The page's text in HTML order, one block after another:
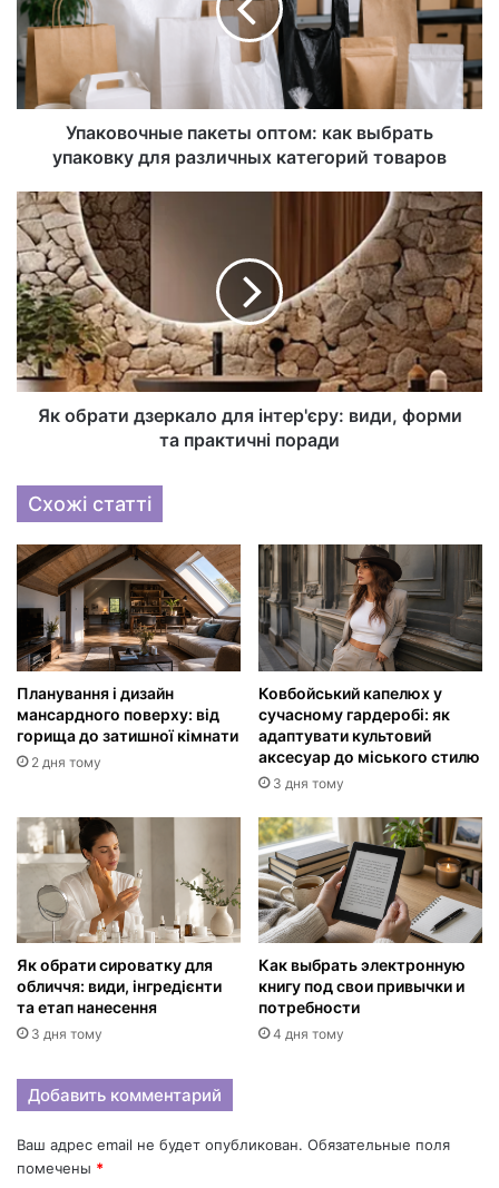
Упаковочные пакеты оптом: как выбрать
упаковку для различных категорий товаров
Як обрати дзеркало для інтер'єру: види, форми
та практичні поради
Схожі статті
Планування і дизайн
мансардного поверху: від
горища до затишної кімнати
2 дня тому
Ковбойський капелюх у
сучасному гардеробі: як
адаптувати культовий
аксесуар до міського стилю
3 дня тому
Як обрати сироватку для
обличчя: види, інгредієнти
та етап нанесення
3 дня тому
Как выбрать электронную
книгу под свои привычки и
потребности
4 дня тому
Добавить комментарий
Ваш адрес email не будет опубликован. Обязательные поля
помечены *